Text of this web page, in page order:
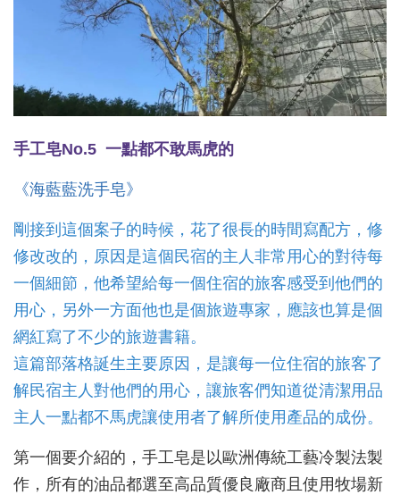
手工皂No.5 一點都不敢馬虎的
《海藍藍洗手皂》
剛接到這個案子的時候，花了很長的時間寫配方，修
修改改的，原因是這個民宿的主人非常用心的對待每
一個細節，他希望給每一個住宿的旅客感受到他們的
用心，另外一方面他也是個旅遊專家，應該也算是個
網紅寫了不少的旅遊書籍。
這篇部落格誕生主要原因，是讓每一位住宿的旅客了
解民宿主人對他們的用心，讓旅客們知道從清潔用品
主人一點都不馬虎讓使用者了解所使用產品的成份。
第一個要介紹的，手工皂是以歐洲傳統工藝冷製法製
作，所有的油品都選至高品質優良廠商且使用牧場新